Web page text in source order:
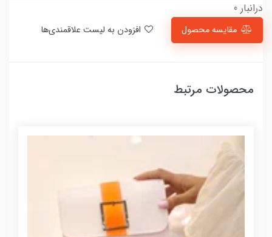
درانبار 0
مقایسه محصول
محصولات مرتبط